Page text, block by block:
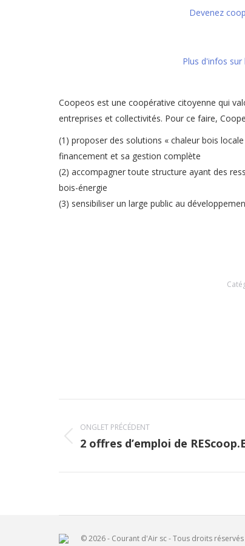
Devenez
Plus d'infos
Coopeos est une coopérative citoyenne qui
entreprises et collectivités. Pour ce faire,
(1) proposer des solutions « chaleur bois
financement et sa gestion complète
(2) accompagner toute structure ayant des
bois-énergie
(3) sensibiliser un large public au
de
commentaire
ONGLET PRÉCÉDENT
Onglet
2 offres d’emploi de
© 2026 - Courant d'Air sc - Tous droits réservés